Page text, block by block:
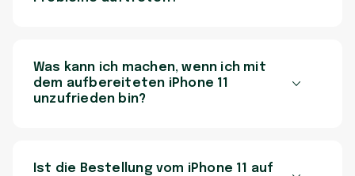
Was kann ich machen, wenn ich mit
dem aufbereiteten iPhone 11
unzufrieden bin?
Ist die Bestellung vom iPhone 11 auf